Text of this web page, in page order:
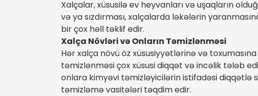
Xalçalar, xüsusilə ev heyvanları və uşaqların
və ya sızdırması, xalçalarda ləkələrin
bir çox həll təklif edir.
Xalça Növləri və Onların Təmizlənməsi
Hər xalça növü öz xüsusiyyətlərinə və
təmizlənməsi çox xüsusi diqqət və incəlik tələb
onlara kimyəvi təmizləyicilərin istifadəsi diqqətlə
təmizləmə vasitələri təqdim edir.